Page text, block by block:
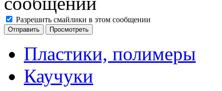
Разрешить смайлики в этом сообщении
Пластики, полимеры
Каучуки